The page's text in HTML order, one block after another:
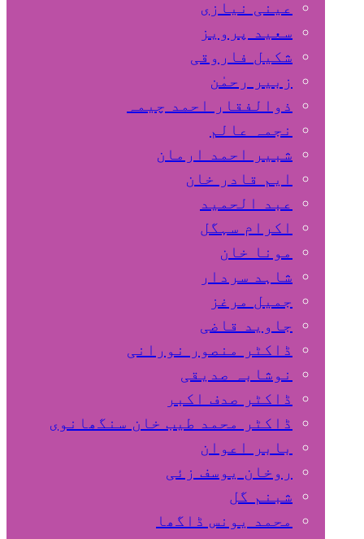
عینی نیازی
سعید پرویز
شکیل فاروقی
زبیر رحمٰن
ذوالفقار احمد چیمہ
نجمہ عالم
شبیر احمد ارمان
ایم قادر خان
عبد الحمید
اکرام سہگل
مونا خان
شاہد سردار
جمیل مرغز
جاوید قاضی
ڈاکٹر منصور نورانی
نوشابہ صدیقی
ڈاکٹر صدف اکبر
ڈاکٹر محمد طیب خان سنگھانوی
بابر اعوان
روخان یوسف زئی
شبنم گل
محمد یونس ڈاگھا